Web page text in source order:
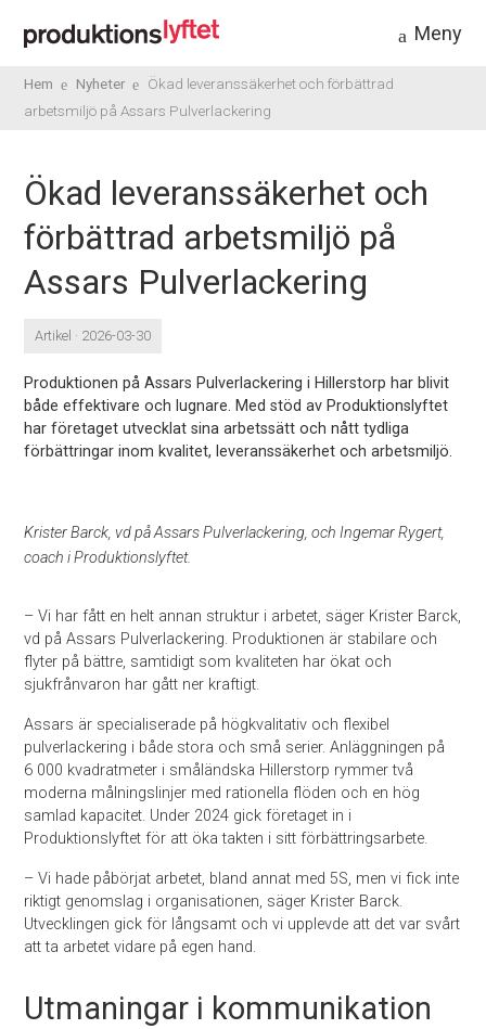
Meny
Hem Nyheter
Ökad leveranssäkerhet och förbättrad
arbetsmiljö på Assars Pulverlackering
Ökad leveranssäkerhet och
förbättrad arbetsmiljö på
Assars Pulverlackering
Artikel · 2026-03-30
Produktionen på Assars Pulverlackering i Hillerstorp har blivit
både effektivare och lugnare. Med stöd av Produktionslyftet
har företaget utvecklat sina arbetssätt och nått tydliga
förbättringar inom kvalitet, leveranssäkerhet och arbetsmiljö.
Krister Barck, vd på Assars Pulverlackering, och Ingemar Rygert,
coach i Produktionslyftet.
– Vi har fått en helt annan struktur i arbetet, säger Krister Barck,
vd på Assars Pulverlackering. Produktionen är stabilare och
flyter på bättre, samtidigt som kvaliteten har ökat och
sjukfrånvaron har gått ner kraftigt.
Assars är specialiserade på högkvalitativ och flexibel
pulverlackering i både stora och små serier. Anläggningen på
6 000 kvadratmeter i småländska Hillerstorp rymmer två
moderna målningslinjer med rationella flöden och en hög
samlad kapacitet. Under 2024 gick företaget in i
Produktionslyftet för att öka takten i sitt förbättringsarbete.
– Vi hade påbörjat arbetet, bland annat med 5S, men vi fick inte
riktigt genomslag i organisationen, säger Krister Barck.
Utvecklingen gick för långsamt och vi upplevde att det var svårt
att ta arbetet vidare på egen hand.
Utmaningar i kommunikation